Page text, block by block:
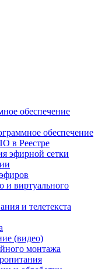
обеспечение
обеспечение
в Реестре
эфирной сетки
и виртуального
и телетекста
(видео)
монтажа